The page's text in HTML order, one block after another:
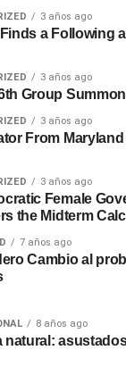
3 años ago
a Following
3 años ago
Group
3 años ago
From Maryland
3 años ago
Female
the Midterm
7 años ago
Cambio al
8 años ago
natural: